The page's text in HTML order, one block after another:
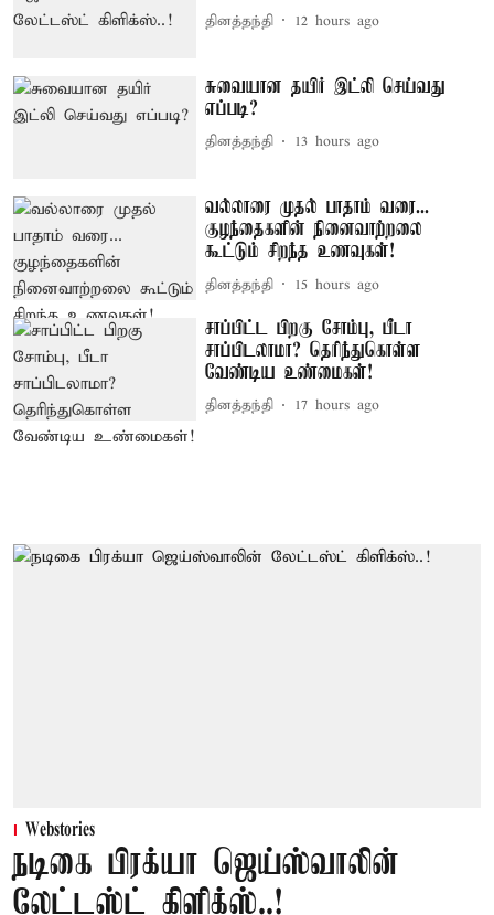
தினத்தந்தி 12 hours ago
சுவையான தயிர் இட்லி செய்வது
எப்படி?
தினத்தந்தி 13 hours ago
வல்லாரை முதல் பாதாம் வரை...
குழந்தைகளின் நினைவாற்றலை
கூட்டும் சிறந்த உணவுகள்!
தினத்தந்தி 15 hours ago
சாப்பிட்ட பிறகு சோம்பு, பீடா
சாப்பிடலாமா? தெரிந்துகொள்ள
வேண்டிய உண்மைகள்!
தினத்தந்தி 17 hours ago
Webstories
நடிகை பிரக்யா ஜெய்ஸ்வாலின்
லேட்டஸ்ட் கிளிக்ஸ்..!